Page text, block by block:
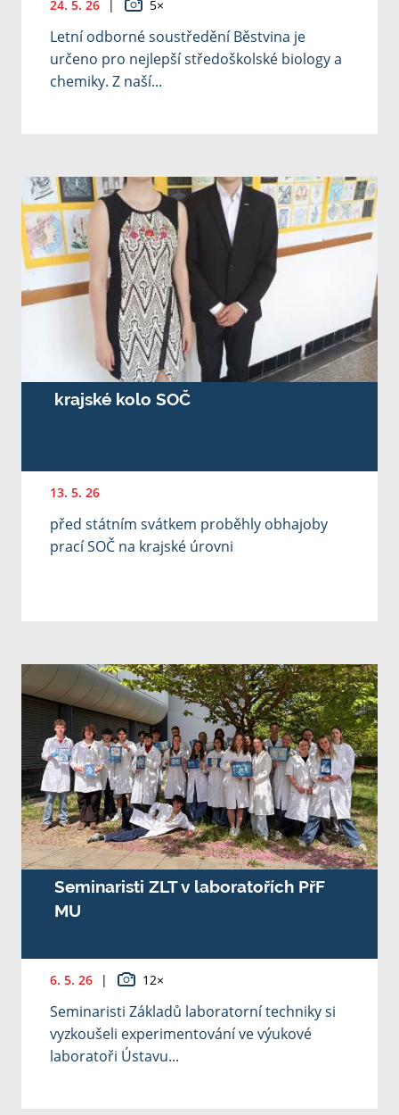
24. 5. 26 5×
Letní odborné soustředění Běstvina je
určeno pro nejlepší středoškolské biology a
chemiky. Z naší...
krajské kolo SOČ
13. 5. 26
před státním svátkem proběhly obhajoby
prací SOČ na krajské úrovni
Seminaristi ZLT v laboratořích PřF
MU
6. 5. 26 | 12×
Seminaristi Základů laboratorní techniky si
vyzkoušeli experimentování ve výukové
laboratoři Ústavu...